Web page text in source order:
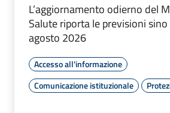
L’aggiornamento odierno del
Salute riporta le previsioni
agosto 2026
Accesso all'informazione
Comunicazione istituzionale